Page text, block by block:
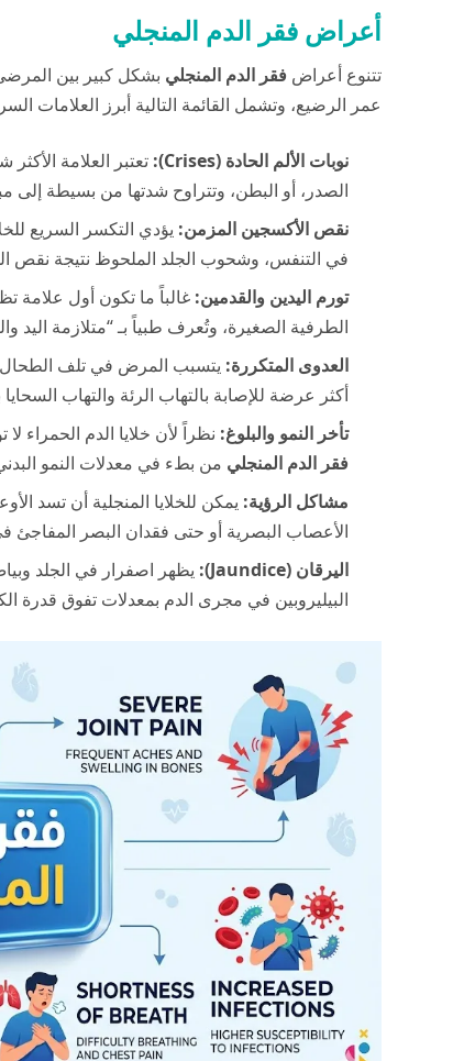
أعراض فقر الدم المنجلي
تتنوع أعراض فقر الدم المنجلي بشكل كبير بين
عمر الرضيع، وتشمل القائمة التالية أبرز العلامات
نوبات الألم الحادة (Crises):
تعتبر العلامة
الصدر، أو البطن، وتتراوح شدتها من بسيطة إلى
نقص الأكسجين المزمن: يؤدي التكسر السريع
في التنفس، وشحوب الجلد الملحوظ نتيجة نقص
تورم اليدين والقدمين: غالباً ما تكون أول علامة
الطرفية الصغيرة، وتُعرف طبياً بـ “متلازمة اليد
العدوى المتكررة: يتسبب المرض في تلف الطحال،
أكثر عرضة للإصابة بالتهاب الرئة والتهاب
تأخر النمو والبلوغ: نظراً لأن خلايا الدم الحمراء
فقر الدم المنجلي من بطء في معدلات النمو
مشاكل الرؤية: يمكن للخلايا المنجلية أن تسد
الأعصاب البصرية أو حتى فقدان البصر المفاجئ
اليرقان (Jaundice):
يظهر اصفرار في الجلد
البيليروبين في مجرى الدم بمعدلات تفوق قدرة